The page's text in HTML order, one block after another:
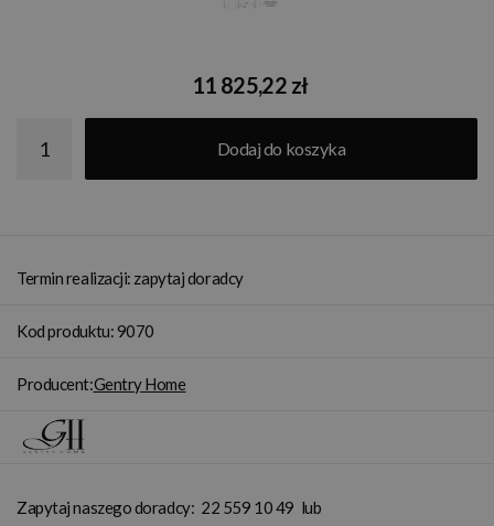
11 825,22 zł
Dodaj do koszyka
Termin realizacji: zapytaj doradcy
Kod produktu: 9070
Producent:Gentry Home
Zapytaj naszego doradcy: 22 559 10 49 lub